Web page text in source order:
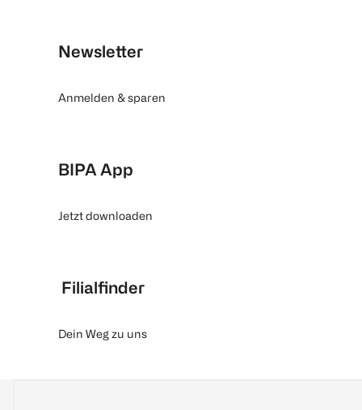
Newsletter
Anmelden & sparen
BIPA App
Jetzt downloaden
Filialfinder
Dein Weg zu uns